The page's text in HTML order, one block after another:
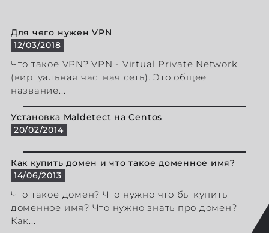
Для чего нужен VPN
12/03/2018
Что такое VPN? VPN - Virtual Private Network
(виртуальная частная сеть). Это общее
название...
Установка Maldetect на Centos
20/02/2014
Как купить домен и что такое доменное имя?
14/06/2013
Что такое домен? Что нужно что бы купить
доменное имя? Что нужно знать про домен?
Как...